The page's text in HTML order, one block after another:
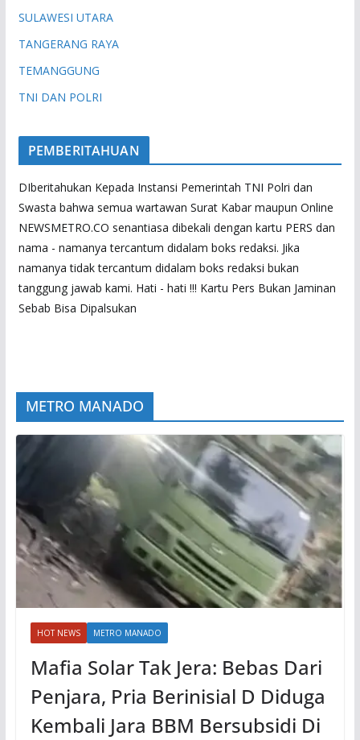
SULAWESI UTARA
TANGERANG RAYA
TEMANGGUNG
TNI DAN POLRI
PEMBERITAHUAN
DIberitahukan Kepada Instansi Pemerintah TNI Polri dan
Swasta bahwa semua wartawan Surat Kabar maupun Online
NEWSMETRO.CO senantiasa dibekali dengan kartu PERS dan
nama - namanya tercantum didalam boks redaksi. Jika
namanya tidak tercantum didalam boks redaksi bukan
tanggung jawab kami. Hati - hati !!! Kartu Pers Bukan Jaminan
Sebab Bisa Dipalsukan
METRO MANADO
HOT NEWS METRO MANADO
Mafia Solar Tak Jera: Bebas Dari
Penjara, Pria Berinisial D Diduga
Kembali Jara BBM Bersubsidi Di